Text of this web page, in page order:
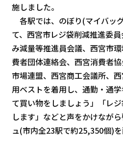
施しました。
各駅では、のぼり(マイバッ
て、西宮市レジ袋削減推進委
み減量等推進員会議、西宮市
費者団体連絡会、西宮消費者
市場連盟、西宮商工会議所、
用ベストを着用し、通勤・通
て買い物をしましょう」「レ
します」などと声をかけなが
ュ(市内全23駅で約25,350個)を